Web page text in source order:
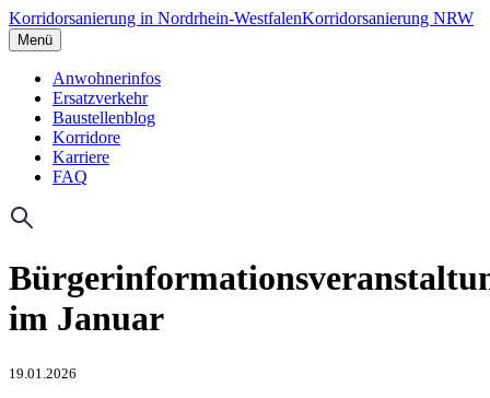
Korridorsanierung in Nordrhein-WestfalenKorridorsanierung NRW
Menü
Anwohnerinfos
Ersatzverkehr
Baustellenblog
Korridore
Karriere
FAQ
im Januar
19.01.2026